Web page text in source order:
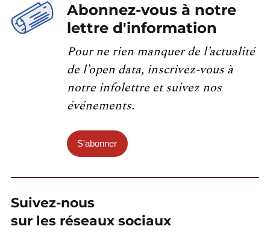
Abonnez-vous à notre
lettre d'information
Pour ne rien manquer de l’actualité
de l’open data, inscrivez-vous à
notre infolettre et suivez nos
événements.
S'abonner
Suivez-nous
sur les réseaux sociaux